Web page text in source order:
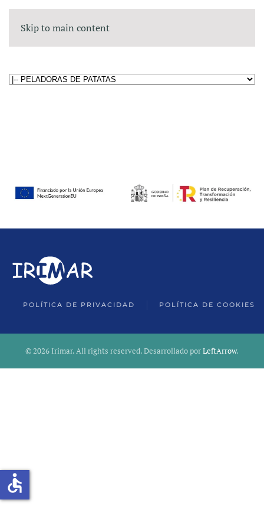
Skip to main content
POLÍTICA DE PRIVACIDAD POLÍTICA DE COOKIES
©2026 Irimar. All rights reserved. Desarrollado porLeftArrow.
accessible